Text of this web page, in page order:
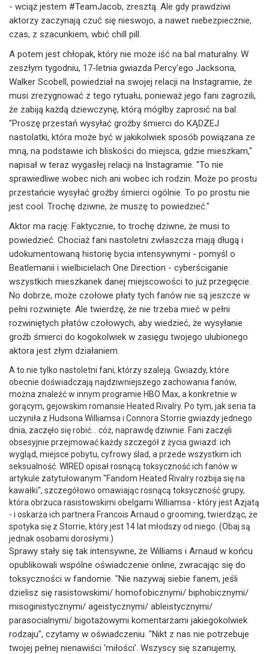
- wciąż jestem #TeamJacob, zresztą. Ale gdy prawdziwi
aktorzy zaczynają czuć się nieswojo, a nawet niebezpiecznie,
czas, z szacunkiem, wbić chill pill.
A potem jest chłopak, który nie może iść na bal maturalny. W
zeszłym tygodniu, 17-letnia gwiazda Percy'ego Jacksona,
Walker Scobell, powiedział na swojej relacji na Instagramie, że
musi zrezygnować z tego rytuału, ponieważ jego fani zagrozili,
że zabiją każdą dziewczynę, którą mógłby zaprosić na bal.
"Proszę przestań wysyłać groźby śmierci do KĄDZEJ
nastolatki, która może być w jakikolwiek sposób powiązana ze
mną, na podstawie ich bliskości do miejsca, gdzie mieszkam,"
napisał w teraz wygasłej relacji na Instagramie. "To nie
sprawiedliwe wobec nich ani wobec ich rodzin. Może po prostu
przestańcie wysyłać groźby śmierci ogólnie. To po prostu nie
jest cool. Trochę dziwne, że muszę to powiedzieć."
Aktor ma rację: Faktycznie, to trochę dziwne, że musi to
powiedzieć. Chociaż fani nastoletni zwłaszcza mają długą i
udokumentowaną historię bycia intensywnymi - pomyśl o
Beatlemanii i wielbicielach One Direction - cyberściganie
wszystkich mieszkanek danej miejscowości to już przegięcie.
No dobrze, może czołowe płaty tych fanów nie są jeszcze w
pełni rozwinięte. Ale twierdzę, że nie trzeba mieć w pełni
rozwiniętych płatów czołowych, aby wiedzieć, że wysyłanie
groźb śmierci do kogokolwiek w zasięgu twojego ulubionego
aktora jest złym działaniem.
A to nie tylko nastoletni fani, którzy szaleją. Gwiazdy, które
obecnie doświadczają najdziwniejszego zachowania fanów,
można znaleźć w innym programie HBO Max, a konkretnie w
gorącym, gejowskim romansie Heated Rivalry. Po tym, jak seria ta
uczyniła z Hudsona Williamsa i Connora Storrie gwiazdy jednego
dnia, zaczęło się robić... cóż, naprawdę dziwnie. Fani zaczęli
obsesyjnie przejmować każdy szczegół z życia gwiazd: ich
wygląd, miejsce pobytu, cyfrowy ślad, a przede wszystkim ich
seksualność. WIRED opisał rosnącą toksyczność ich fanów w
artykule zatytułowanym "Fandom Heated Rivalry rozbija się na
kawałki", szczegółowo omawiając rosnącą toksyczność grupy,
która obrzuca rasistowskimi obelgami Williamsa - który jest Azjatą
- i oskarża ich partnera Francois Arnaud o grooming, twierdząc, że
spotyka się z Storrie, który jest 14 lat młodszy od niego. (Obaj są
jednak osobami dorosłymi.)
Sprawy stały się tak intensywne, że Williams i Arnaud w końcu
opublikowali wspólne oświadczenie online, zwracając się do
toksyczności w fandomie. "Nie nazywaj siebie fanem, jeśli
dzielisz się rasistowskimi/ homofobicznymi/ biphobicznymi/
misoginistycznymi/ ageistycznymi/ ableistycznymi/
parasocialnymi/ bigotażowymi komentarzami jakiegokolwiek
rodzaju", czytamy w oświadczeniu. "Nikt z nas nie potrzebuje
twojej pełnej nienawiści 'miłości'. Wszyscy się szanujemy,